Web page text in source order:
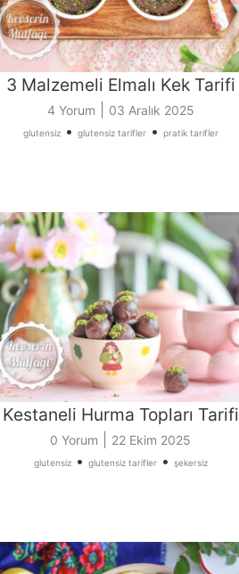
3 Malzemeli Elmalı Kek Tarifi
4 Yorum 03 Aralık 2025
glutensiz• glutensiz tarifler• pratik tarifler
Kestaneli Hurma Topları Tarifi
0 Yorum 22 Ekim 2025
glutensiz• glutensiz tarifler• şekersiz